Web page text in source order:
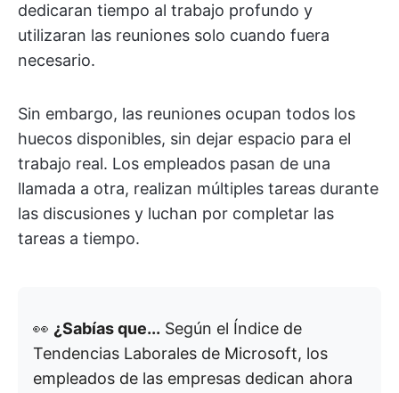
dedicaran tiempo al trabajo profundo y
utilizaran las reuniones solo cuando fuera
necesario.
Sin embargo, las reuniones ocupan todos los
huecos disponibles, sin dejar espacio para el
trabajo real. Los empleados pasan de una
llamada a otra, realizan múltiples tareas durante
las discusiones y luchan por completar las
tareas a tiempo.
👀 ¿Sabías que... Según el Índice de
Tendencias Laborales de Microsoft, los
empleados de las empresas dedican ahora